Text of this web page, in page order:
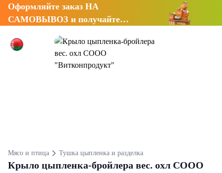
Оформляйте заказ НА
САМОВЫВОЗ и получайте
Мясо и птица Тушка цыпленка и разделка
Крыло цыпленка-бройлера вес. охл СООО